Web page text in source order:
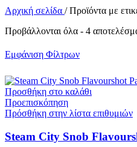
Αρχική σελίδα / Προϊόντα με
Προβάλλονται όλα - 4
Εμφάνιση Φίλτρων
Προσθήκη στο καλάθι
Προεπισκόπηση
Πρόσθήκη στην λίστα επιθυμιών
Steam City Snob